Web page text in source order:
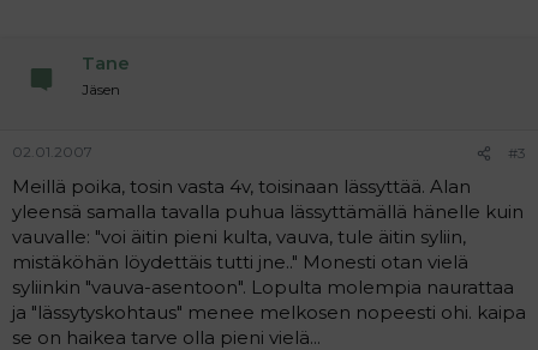
Tane
Jäsen
02.01.2007 #3
Meillä poika, tosin vasta 4v, toisinaan lässyttää. Alan
yleensä samalla tavalla puhua lässyttämällä hänelle kuin
vauvalle: "voi äitin pieni kulta, vauva, tule äitin syliin,
mistäköhän löydettäis tutti jne.." Monesti otan vielä
syliinkin "vauva-asentoon". Lopulta molempia naurattaa
ja "lässytyskohtaus" menee melkosen nopeesti ohi. kaipa
se on haikea tarve olla pieni vielä...